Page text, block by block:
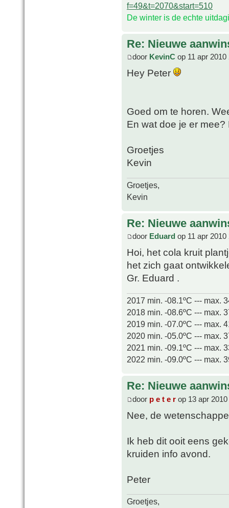
f=49&t=2070&start=510
De winter is de echte
Re: Nieuwe
door KevinC op 11 apr 2010
Hey Peter
Goed om te horen.
En wat doe je er
Groetjes
Kevin
Groetjes,
Kevin
Re: Nieuwe
door Eduard op 11 apr 2010
Hoi, het cola kruit
het zich gaat
Gr. Eduard .
2017 min. -08.1ºC --- max.
2018 min. -08.6ºC --- max.
2019 min. -07.0ºC --- max.
2020 min. -05.0ºC --- max.
2021 min. -09.1ºC --- max.
2022 min. -09.0ºC --- max.
Re: Nieuwe
door p e t e r op 13 apr
Nee, de
Ik heb dit ooit eens
kruiden info avond.
Peter
Groetjes,